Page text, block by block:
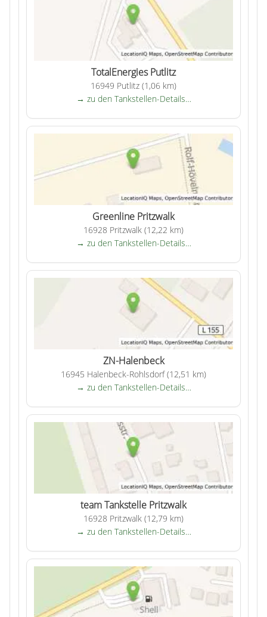
TotalEnergies Putlitz
16949 Putlitz (1,06 km)
→ zu den Tankstellen-Details…
Greenline Pritzwalk
16928 Pritzwalk (12,22 km)
→ zu den Tankstellen-Details…
ZN-Halenbeck
16945 Halenbeck-Rohlsdorf (12,51 km)
→ zu den Tankstellen-Details…
team Tankstelle Pritzwalk
16928 Pritzwalk (12,79 km)
→ zu den Tankstellen-Details…